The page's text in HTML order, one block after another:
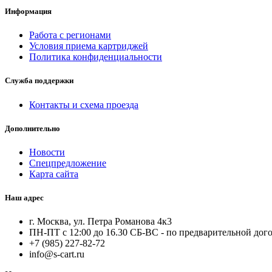
Информация
Работа с регионами
Условия приема картриджей
Политика конфиденциальности
Служба поддержки
Контакты и схема проезда
Дополнительно
Новости
Спецпредложение
Карта сайта
Наш адрес
г. Москва, ул. Петра Романова 4к3
ПН-ПТ с 12:00 до 16.30 СБ-ВС - по предварительной
+7 (985) 227-82-72
info@s-cart.ru